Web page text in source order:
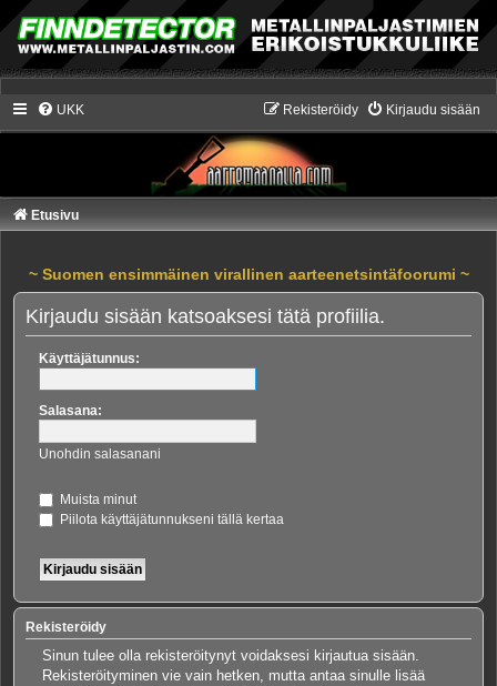
UKK Kirjaudu sisään
Rekisteröidy
Etusivu
~ Suomen ensimmäinen virallinen aarteenetsintäfoorumi ~
Kirjaudu sisään katsoaksesi tätä profiilia.
Käyttäjätunnus:
Salasana:
Unohdin salasanani
Muista minut
Piilota käyttäjätunnukseni tällä kertaa
Rekisteröidy
Sinun tulee olla rekisteröitynyt voidaksesi kirjautua sisään.
Rekisteröityminen vie vain hetken, mutta antaa sinulle lisää